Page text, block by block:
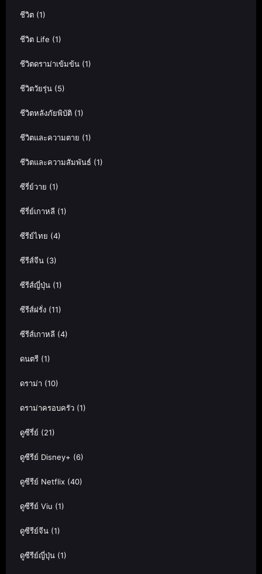
ชีวิต (1)
ชีวิต Life (1)
ชีวิตดราม่าเข้มข้น (1)
ชีวิตวัยรุ่น (5)
ชีวิตหลังภัยพิบัติ (1)
ชีวิตและความตาย (1)
ชีวิตและความสัมพันธ์ (1)
ซีรี่ย์วาย (1)
ซีรี่ย์เกาหลี (1)
ซีรีย์ไทย (4)
ซีรีส์จีน (3)
ซีรีส์ญี่ปุ่น (1)
ซีรีส์ฝรั่ง (11)
ซีรีส์เกาหลี (4)
ดนตรี (1)
ดราม่า (10)
ดราม่าครอบครัว (1)
ดูซีรี่ย์ (21)
ดูซีรีย์ Disney+ (6)
ดูซีรีย์ Netflix (40)
ดูซีรีย์ Viu (1)
ดูซีรีย์จีน (1)
ดูซีรีย์ญี่ปุ่น (1)